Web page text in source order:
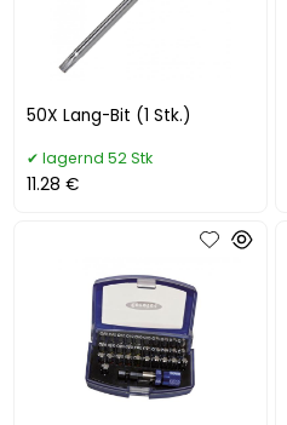
50X Lang-Bit (1 Stk.)
lagernd 52 Stk
11.28 €